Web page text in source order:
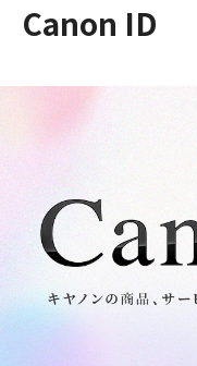
Canon ID